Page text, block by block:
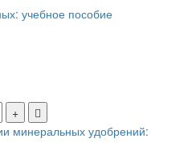
учебное пособие